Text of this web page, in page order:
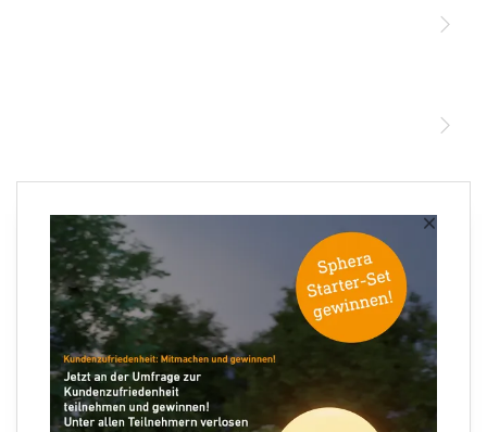
×
Ihre E-Mail Adresse
Folgen Sie uns